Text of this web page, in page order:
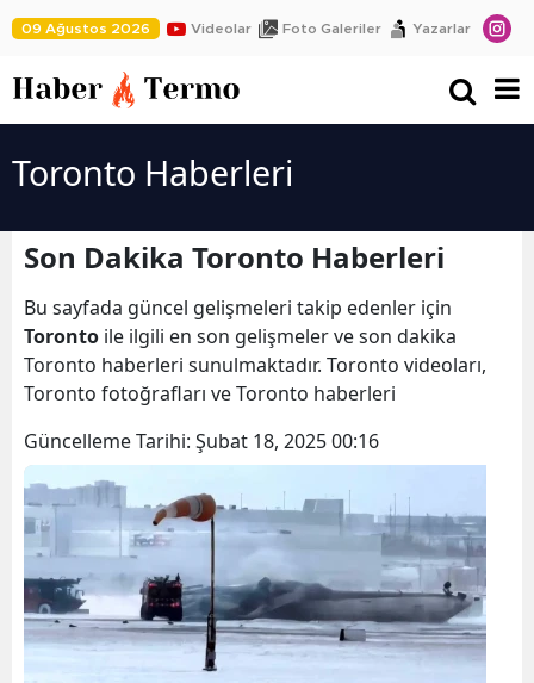
09 Ağustos 2026 Videolar Foto Galeriler Yazarlar
Toronto Haberleri
Son Dakika Toronto Haberleri
Bu sayfada güncel gelişmeleri takip edenler için
Toronto ile ilgili en son gelişmeler ve son dakika
Toronto haberleri sunulmaktadır. Toronto videoları,
Toronto fotoğrafları ve Toronto haberleri
Güncelleme Tarihi: Şubat 18, 2025 00:16